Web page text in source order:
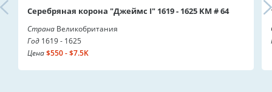
Серебряная корона "Джеймс I" 1619 - 1625 KM # 64
Страна Великобритания
Год 1619 - 1625
Цена$550 - $7.5K